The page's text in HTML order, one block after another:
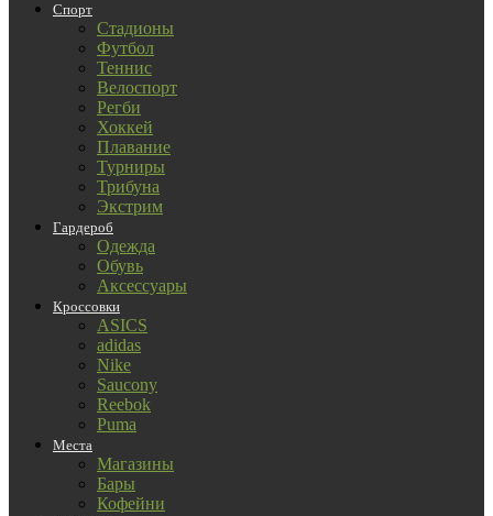
Спорт
Стадионы
Футбол
Теннис
Велоспорт
Регби
Хоккей
Плавание
Турниры
Трибуна
Экстрим
Гардероб
Одежда
Обувь
Аксессуары
Кроссовки
ASICS
adidas
Nike
Saucony
Reebok
Puma
Места
Магазины
Бары
Кофейни